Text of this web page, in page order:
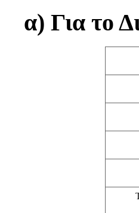
α) Για το